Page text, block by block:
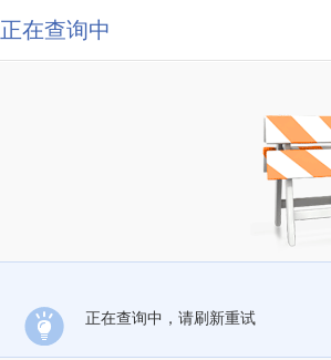
正在查询中
正在查询中，请刷新重试